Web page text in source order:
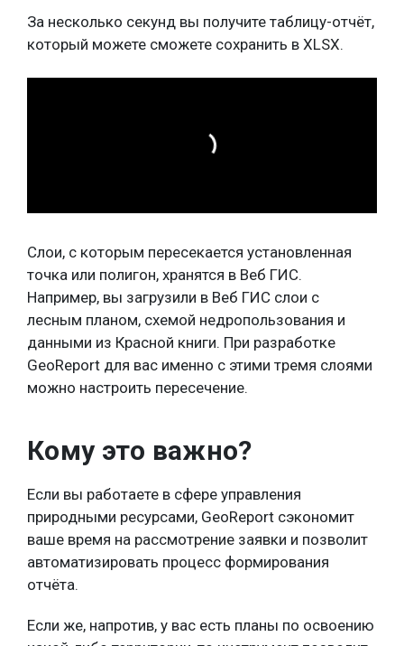
За несколько секунд вы получите таблицу-отчёт,
который можете сможете сохранить в XLSX.
Слои, с которым пересекается установленная
точка или полигон, хранятся в Веб ГИС.
Например, вы загрузили в Веб ГИС слои с
лесным планом, схемой недропользования и
данными из Красной книги. При разработке
GeoReport для вас именно с этими тремя слоями
можно настроить пересечение.
Кому это важно?
Если вы работаете в сфере управления
природными ресурсами, GeoReport сэкономит
ваше время на рассмотрение заявки и позволит
автоматизировать процесс формирования
отчёта.
Если же, напротив, у вас есть планы по освоению